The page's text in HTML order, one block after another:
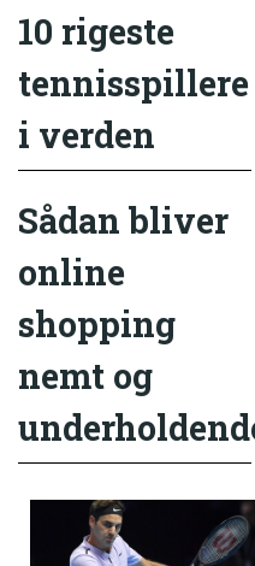
10 rigeste
tennisspillere
i verden
Sådan bliver
online
shopping
nemt og